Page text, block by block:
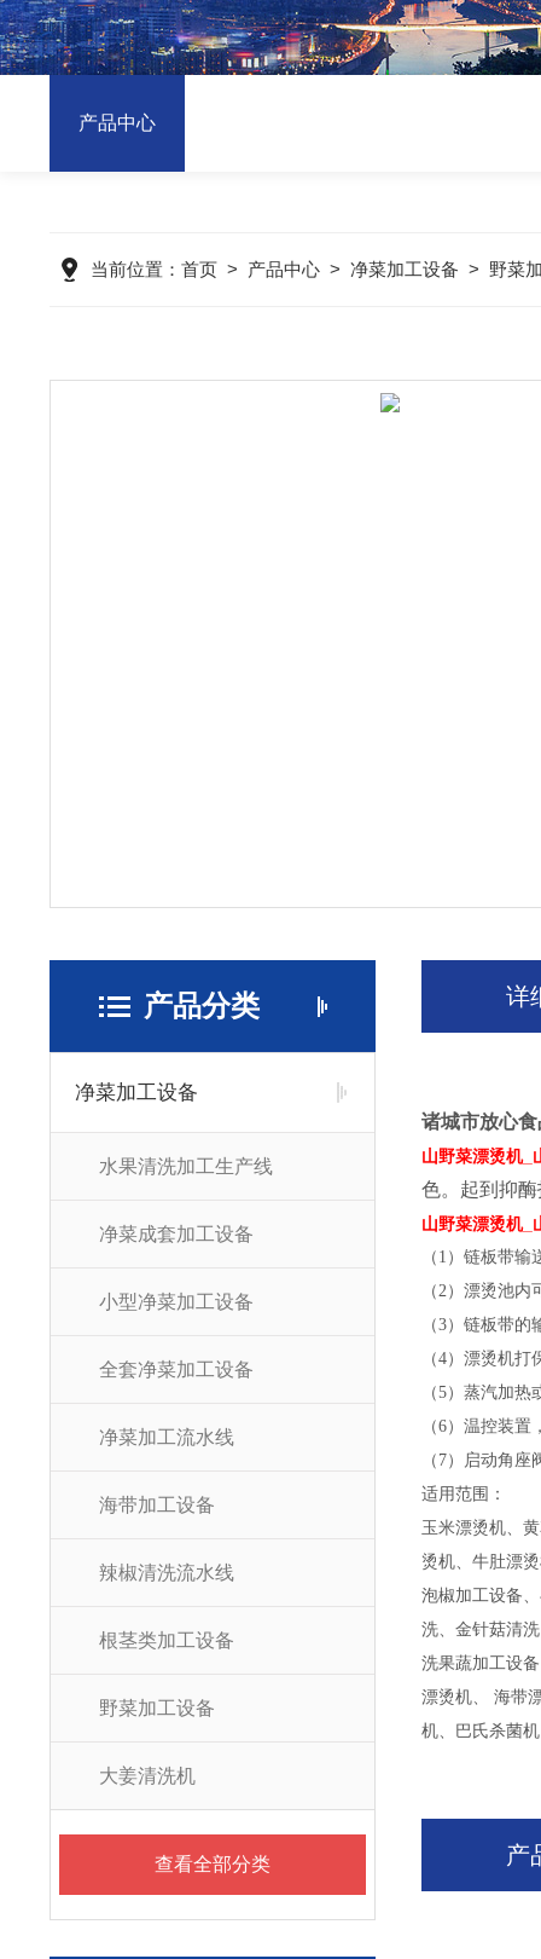
产品中心
当前位置： 首页> 产品中心> 净菜加工设备 > 野菜
产品分类
净菜加工设备
水果清洗加工生产线
净菜成套加工设备
小型净菜加工设备
全套净菜加工设备
净菜加工流水线
海带加工设备
辣椒清洗流水线
根茎类加工设备
野菜加工设备
大姜清洗机
查看全部分类
详
诸城市放心
山野菜漂烫机_
色。起到抑
山野菜漂烫机_
（1）链板带
（2）漂烫池
（3）链板带
（4）漂烫机
（5）蒸汽加
（6）温控装
（7）启动角
适用范围：
玉米漂烫机、
烫机、牛肚漂
泡椒加工设备
洗、金针菇清
洗果蔬加工设
漂烫机、 海带
机、巴氏杀菌
产